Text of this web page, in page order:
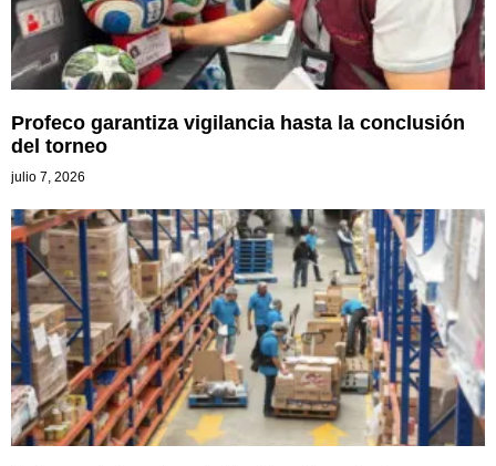
Profeco garantiza vigilancia hasta la conclusión
del torneo
julio 7, 2026